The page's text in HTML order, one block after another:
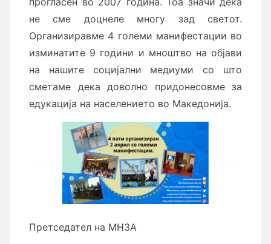
не сме доцнеле многу зад светот.
Организиравме 4 големи манифестации во
изминатите 9 години и мноштво на објави
на нашите социјални медиуми со што
сметаме дека доволно придонесовме за
едукација на населението во Македонија.
Претседател на МНЗА